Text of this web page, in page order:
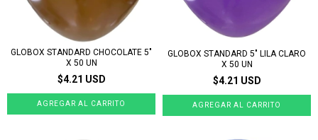
GLOBOX STANDARD CHOCOLATE 5"
X 50 UN
$4.21 USD
GLOBOX STANDARD 5" LILA CLARO
X 50 UN
$4.21 USD